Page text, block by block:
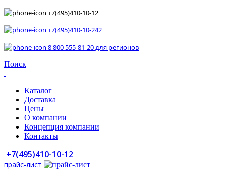
+7(495)410-10-12
+7(495)410-10-242
8 800 555-81-20 для регионов
Поиск
Каталог
Доставка
Цены
О компании
Концепция компании
Контакты
+7(495)410-10-12
прайс-лист